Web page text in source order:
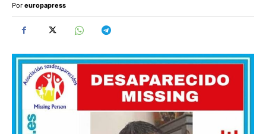
Por europapress